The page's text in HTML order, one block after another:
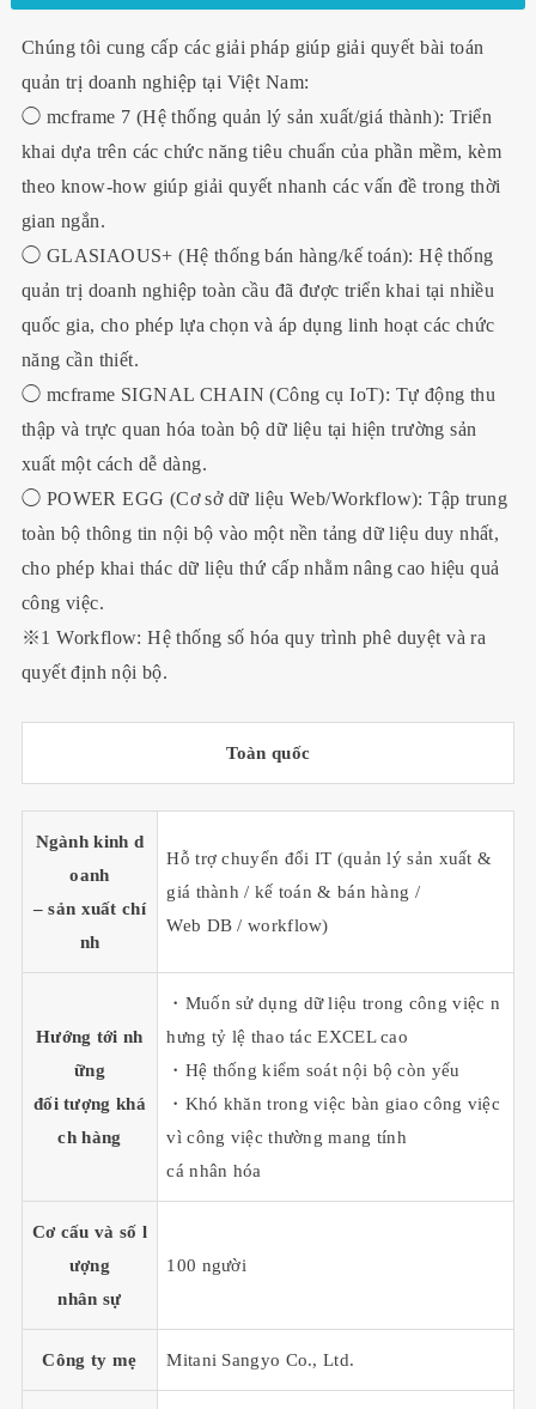
Chúng tôi cung cấp các giải pháp giúp giải quyết bài toán
quản trị doanh nghiệp tại Việt Nam:
◯ mcframe 7 (Hệ thống quản lý sản xuất/giá thành): Triển
khai dựa trên các chức năng tiêu chuẩn của phần mềm, kèm
theo know-how giúp giải quyết nhanh các vấn đề trong thời
gian ngắn.
◯ GLASIAOUS+ (Hệ thống bán hàng/kế toán): Hệ thống
quản trị doanh nghiệp toàn cầu đã được triển khai tại nhiều
quốc gia, cho phép lựa chọn và áp dụng linh hoạt các chức
năng cần thiết.
◯ mcframe SIGNAL CHAIN (Công cụ IoT): Tự động thu
thập và trực quan hóa toàn bộ dữ liệu tại hiện trường sản
xuất một cách dễ dàng.
◯ POWER EGG (Cơ sở dữ liệu Web/Workflow): Tập trung
toàn bộ thông tin nội bộ vào một nền tảng dữ liệu duy nhất,
cho phép khai thác dữ liệu thứ cấp nhằm nâng cao hiệu quả
công việc.
※1 Workflow: Hệ thống số hóa quy trình phê duyệt và ra
quyết định nội bộ.
Toàn quốc
Ngành kinh d
oanh
– sản xuất chí
nh
Hỗ trợ chuyển đổi IT (quản lý sản xuất &
giá thành / kế toán & bán hàng /
Web DB / workflow)
Hướng tới nh
ững
đối tượng khá
ch hàng
・Muốn sử dụng dữ liệu trong công việc n
hưng tỷ lệ thao tác EXCEL cao
・Hệ thống kiểm soát nội bộ còn yếu
・Khó khăn trong việc bàn giao công việc
vì công việc thường mang tính
cá nhân hóa
Cơ cấu và số l
ượng
nhân sự
100 người
Công ty mẹ Mitani Sangyo Co., Ltd.